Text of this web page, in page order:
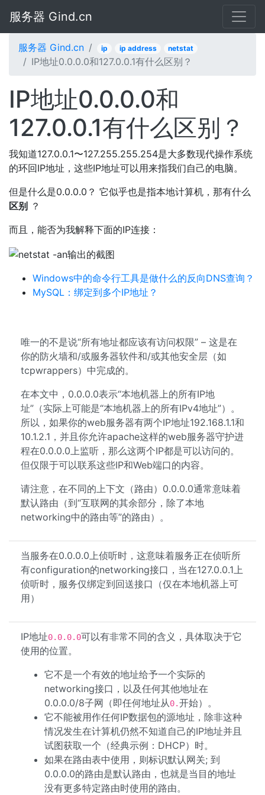
服务器 Gind.cn
服务器 Gind.cn ip ip address netstat
IP地址0.0.0.0和127.0.0.1有什么区别？
IP地址0.0.0.0和
127.0.0.1有什么区别？
我知道127.0.0.1〜127.255.255.254是大多数现代操作系统
的环回IP地址，这些IP地址可以用来指我们自己的电脑。
但是什么是0.0.0.0？ 它似乎也是指本地计算机，那有什么
区别 ？
而且，能否为我解释下面的IP连接：
Windows中的命令行工具是做什么的反向DNS查询？
MySQL：绑定到多个IP地址？
唯一的不是说“所有地址都应该有访问权限” – 这是在
你的防火墙和/或服务器软件和/或其他安全层（如
tcpwrappers）中完成的。
在本文中，0.0.0.0表示“本地机器上的所有IP地
址”（实际上可能是“本地机器上的所有IPv4地址”）。
所以，如果你的web服务器有两个IP地址192.168.1.1和
10.1.2.1，并且你允许apache这样的web服务器守护进
程在0.0.0.0上监听，那么这两个IP都是可以访问的。
但仅限于可以联系这些IP和Web端口的内容。
请注意，在不同的上下文（路由）0.0.0.0通常意味着
默认路由（到“互联网的其余部分，除了本地
networking中的路由等”的路由）。
当服务在0.0.0.0上侦听时，这意味着服务正在侦听所
有configuration的networking接口，当在127.0.0.1上
侦听时，服务仅绑定到回送接口（仅在本地机器上可
用）
IP地址0.0.0.0可以有非常不同的含义，具体取决于它
使用的位置。
它不是一个有效的地址给予一个实际的
networking接口，以及任何其他地址在
0.0.0.0/8子网（即任何地址从0.开始）。
它不能被用作任何IP数据包的源地址，除非这种
情况发生在计算机仍然不知道自己的IP地址并且
试图获取一个（经典示例：DHCP）时。
如果在路由表中使用，则标识默认网关; 到
0.0.0.0的路由是默认路由，也就是当目的地址
没有更多特定路由时使用的路由。